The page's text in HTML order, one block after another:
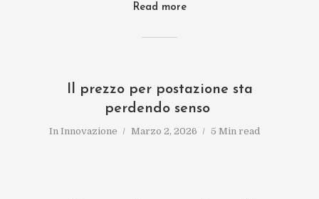
Read more
Il prezzo per postazione sta
perdendo senso
In Innovazione Marzo 2, 2026 5 Min read